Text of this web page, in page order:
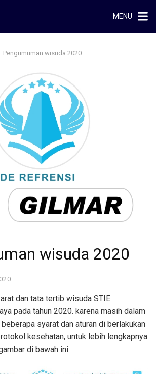
MENU
Pengumuman wisuda 2020
wisuda 2020
dan tata tertib wisuda STIE
pada tahun 2020. karena masih dalam
syarat dan aturan di berlakukan
kesehatan, untuk lebih lengkapnya
di bawah ini.